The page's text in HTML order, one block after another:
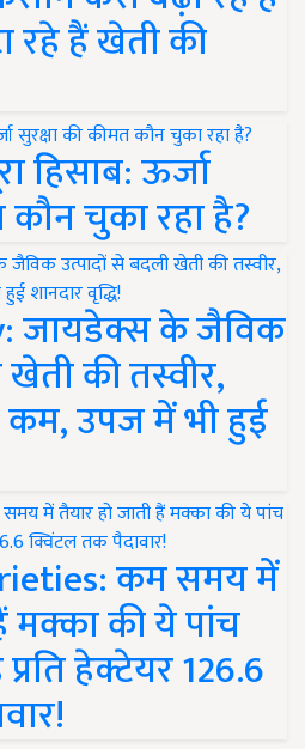
रहे हैं खेती की
हिसाब: ऊर्जा
कौन चुका रहा है?
जायडेक्स के जैविक
की तस्वीर,
उपज में भी हुई
कम समय में
मक्का की ये पांच
हेक्टेयर 126.6